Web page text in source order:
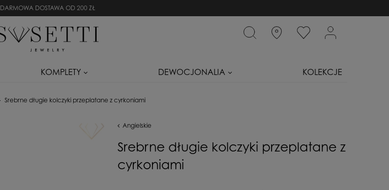
DARMOWA DOSTAWA OD 200 ZŁ
KOMPLETY DEWOCJONALIA KOLEKCJE
Srebrne długie kolczyki przeplatane z cyrkoniami
Angielskie
Srebrne długie kolczyki przeplatane z
cyrkoniami